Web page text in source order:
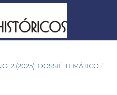
2 (2025): DOSSIÊ TEMÁTICO /